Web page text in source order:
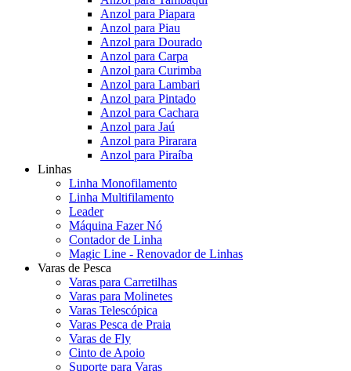
Anzol para Piapara
Anzol para Piau
Anzol para Dourado
Anzol para Carpa
Anzol para Curimba
Anzol para Lambari
Anzol para Pintado
Anzol para Cachara
Anzol para Jaú
Anzol para Pirarara
Anzol para Piraíba
Linhas
Linha Monofilamento
Linha Multifilamento
Leader
Máquina Fazer Nó
Contador de Linha
Magic Line - Renovador de Linhas
Varas de Pesca
Varas para Carretilhas
Varas para Molinetes
Varas Telescópica
Varas Pesca de Praia
Varas de Fly
Cinto de Apoio
Suporte para Varas